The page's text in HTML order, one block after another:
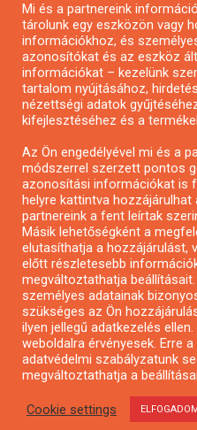
Pályázatírás civil
Pályázatírás
Pályázatfigyelés
Specifikus pályázatfigyelés
Pályázatok
Pályázatok civil
Pályázatok
Önkormányzati pályázatok
Mezőgazdasági pályázatok
Falusi turizmus pályázatok
Napelem pályázatok
GINOP pályázatok
Mi és a partnereink
tárolunk egy eszközön vagy
információkhoz, és
azonosítókat és az eszköz
információkat – kezelünk
tartalom nyújtásához,
nézettségi adatok
kifejlesztéséhez és a
Az Ön engedélyével mi és a
módszerrel szerzett pontos
azonosítási információkat is
helyre kattintva hozzájárulhat
partnereink a fent leírtak
Másik lehetőségként a
elutasíthatja a hozzájárulást,
előtt részletesebb
megváltoztathatja
személyes adatainak
szükséges az Ön
ilyen jellegű adatkezelés
weboldalra érvényesek. Erre
adatvédelmi szabályzatunk
megváltoztathatja a
Cookie settings